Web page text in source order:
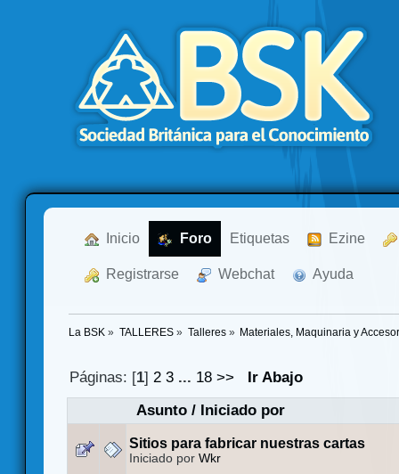
Inicio Foro Etiquetas Ezine
Registrarse Webchat Ayuda
La BSK » TALLERES» Talleres» Materiales, Maquinaria y
Páginas: [1]2 3 ... 18 >>
Ir Abajo
Asunto/ Iniciado por
Sitios para fabricar nuestras cartas
Iniciado por Wkr